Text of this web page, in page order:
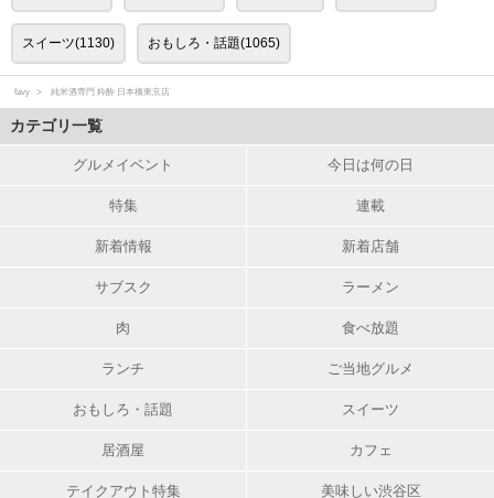
スイーツ(1130) おもしろ・話題(1065)
favy 純米酒専門 粋酔 日本橋東京店
カテゴリ一覧
グルメイベント 今日は何の日
特集 連載
新着情報 新着店舗
サブスク ラーメン
肉 食べ放題
ランチ ご当地グルメ
おもしろ・話題 スイーツ
居酒屋 カフェ
テイクアウト特集 美味しい渋谷区